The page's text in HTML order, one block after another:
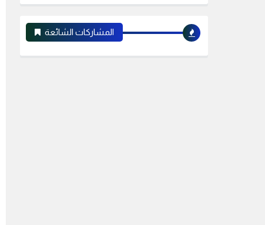
المشاركات الشائعة